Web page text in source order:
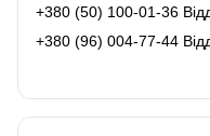
+380 (50) 100-01-36
+380 (96) 004-77-44